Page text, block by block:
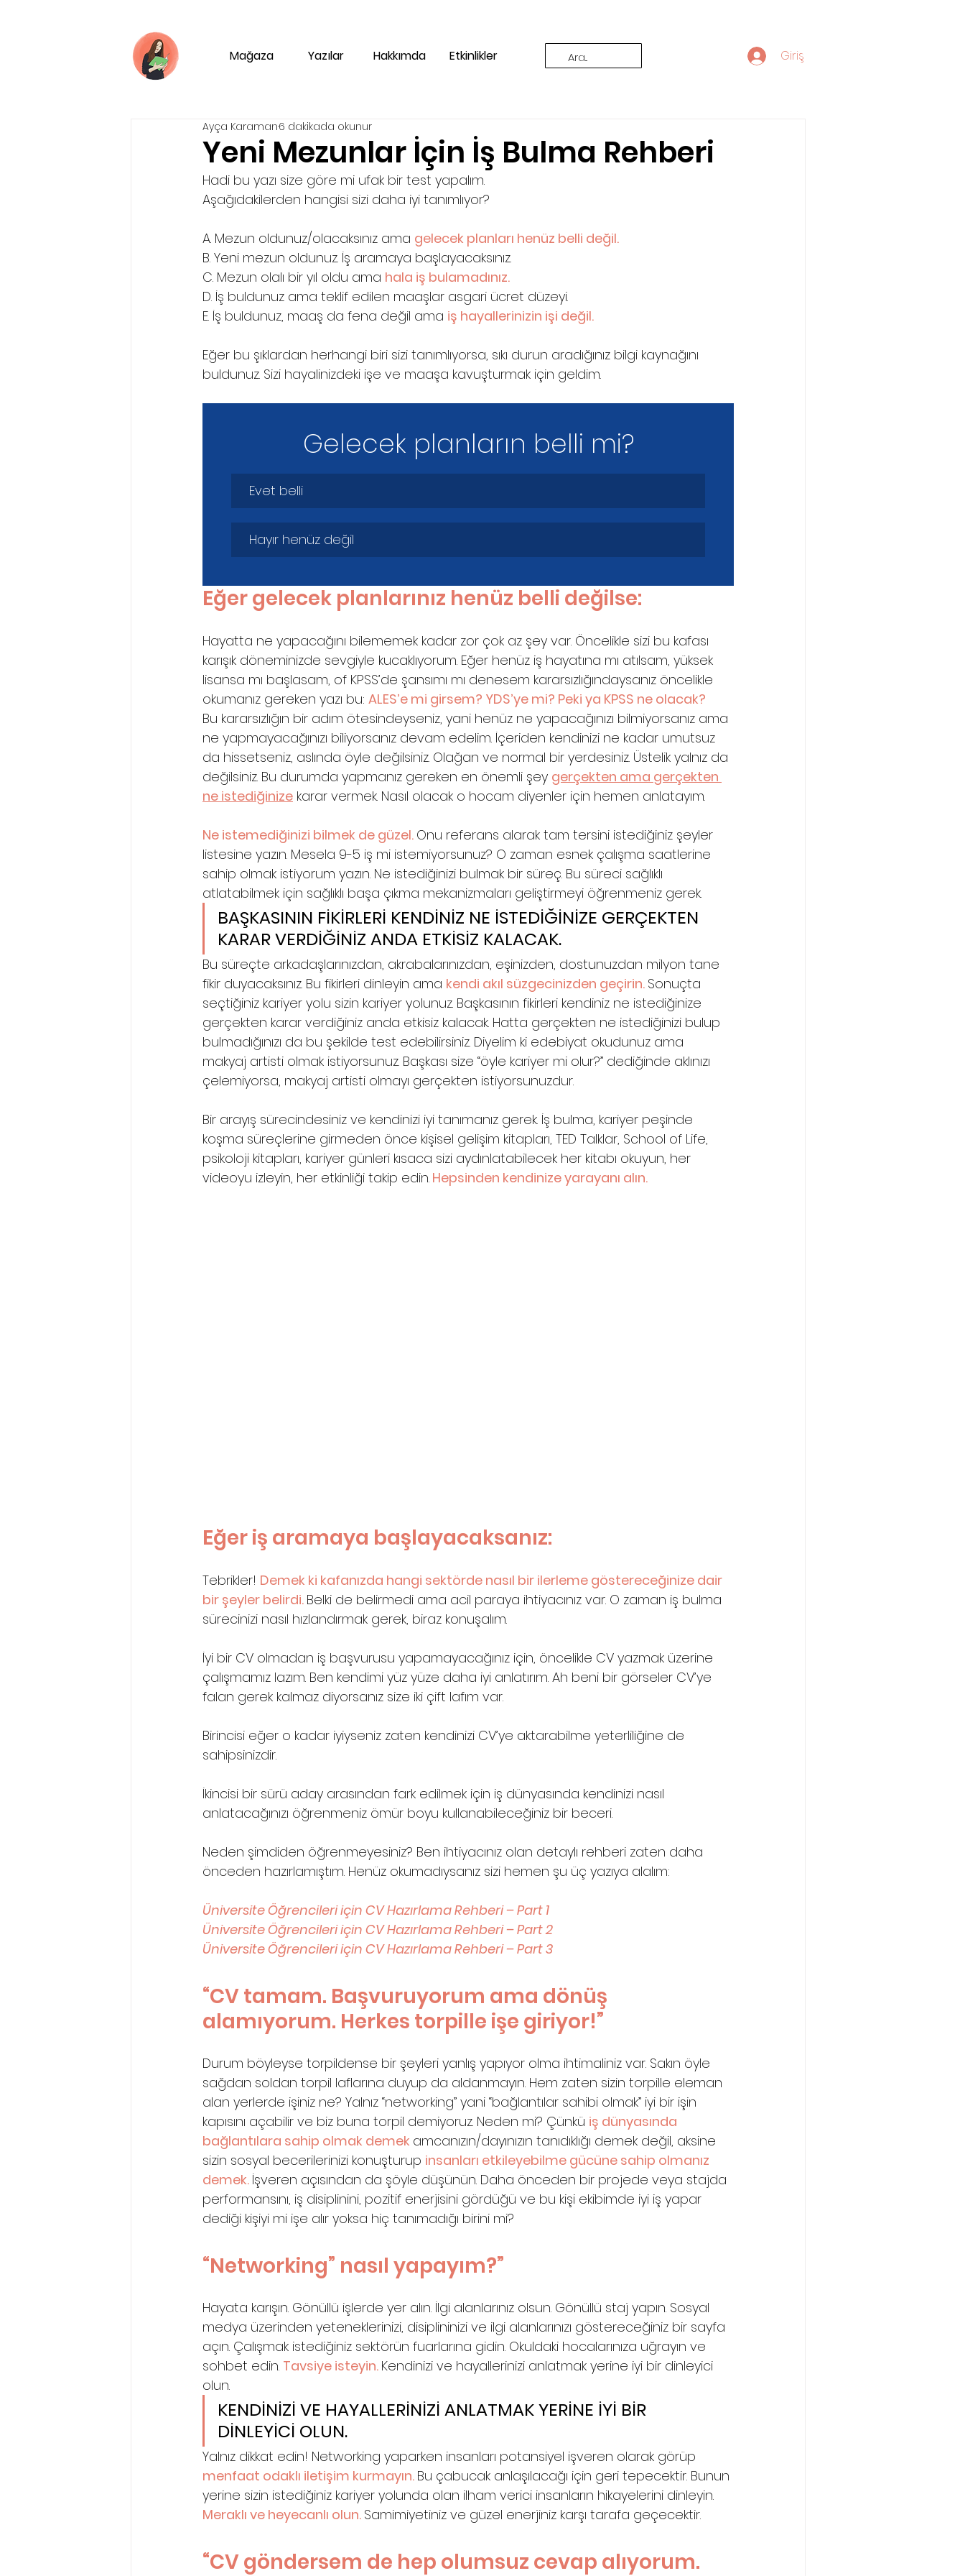
Giriş
Mağaza Yazılar Hakkımda Etkinlikler
Yeni Mezunlar İçin İş Bulma Rehberi
Ayça Karaman6 dakikada okunur
Hadi bu yazı size göre mi ufak bir test yapalım.
Aşağıdakilerden hangisi sizi daha iyi tanımlıyor?
A. Mezun oldunuz/olacaksınız ama gelecek planları henüz belli değil.
B. Yeni mezun oldunuz. İş aramaya başlayacaksınız.
C. Mezun olalı bir yıl oldu ama hala iş bulamadınız.
D. İş buldunuz ama teklif edilen maaşlar asgari ücret düzeyi.
E. İş buldunuz, maaş da fena değil ama iş hayallerinizin işi değil.
Eğer bu şıklardan herhangi biri sizi tanımlıyorsa, sıkı durun aradığınız bilgi kaynağını
buldunuz. Sizi hayalinizdeki işe ve maaşa kavuşturmak için geldim.
Gelecek planların belli mi?
Evet belli
Hayır henüz değil
Eğer gelecek planlarınız henüz belli değilse:
Hayatta ne yapacağını bilememek kadar zor çok az şey var. Öncelikle sizi bu kafası
karışık döneminizde sevgiyle kucaklıyorum. Eğer henüz iş hayatına mı atılsam, yüksek
lisansa mı başlasam, of KPSS’de şansımı mı denesem kararsızlığındaysanız öncelikle
okumanız gereken yazı bu: ALES’e mi girsem? YDS’ye mi? Peki ya KPSS ne olacak?
Bu kararsızlığın bir adım ötesindeyseniz, yani henüz ne yapacağınızı bilmiyorsanız ama
ne yapmayacağınızı biliyorsanız devam edelim. İçeriden kendinizi ne kadar umutsuz
da hissetseniz, aslında öyle değilsiniz. Olağan ve normal bir yerdesiniz. Üstelik yalnız da
değilsiniz. Bu durumda yapmanız gereken en önemli şey gerçekten ama gerçekten
ne istediğinize karar vermek. Nasıl olacak o hocam diyenler için hemen anlatayım.
Ne istemediğinizi bilmek de güzel. Onu referans alarak tam tersini istediğiniz şeyler
listesine yazın. Mesela 9-5 iş mi istemiyorsunuz? O zaman esnek çalışma saatlerine
sahip olmak istiyorum yazın. Ne istediğinizi bulmak bir süreç. Bu süreci sağlıklı
atlatabilmek için sağlıklı başa çıkma mekanizmaları geliştirmeyi öğrenmeniz gerek.
BAŞKASININ FİKİRLERİ KENDİNİZ NE İSTEDİĞİNİZE GERÇEKTEN
KARAR VERDİĞİNİZ ANDA ETKİSİZ KALACAK.
Bu süreçte arkadaşlarınızdan, akrabalarınızdan, eşinizden, dostunuzdan milyon tane
fikir duyacaksınız. Bu fikirleri dinleyin ama kendi akıl süzgecinizden geçirin. Sonuçta
seçtiğiniz kariyer yolu sizin kariyer yolunuz. Başkasının fikirleri kendiniz ne istediğinize
gerçekten karar verdiğiniz anda etkisiz kalacak. Hatta gerçekten ne istediğinizi bulup
bulmadığınızı da bu şekilde test edebilirsiniz. Diyelim ki edebiyat okudunuz ama
makyaj artisti olmak istiyorsunuz. Başkası size “öyle kariyer mi olur?” dediğinde aklınızı
çelemiyorsa, makyaj artisti olmayı gerçekten istiyorsunuzdur.
Bir arayış sürecindesiniz ve kendinizi iyi tanımanız gerek. İş bulma, kariyer peşinde
koşma süreçlerine girmeden önce kişisel gelişim kitapları, TED Talklar, School of Life,
psikoloji kitapları, kariyer günleri kısaca sizi aydınlatabilecek her kitabı okuyun, her
videoyu izleyin, her etkinliği takip edin. Hepsinden kendinize yarayanı alın.
Eğer iş aramaya başlayacaksanız:
Tebrikler! Demek ki kafanızda hangi sektörde nasıl bir ilerleme göstereceğinize dair
bir şeyler belirdi. Belki de belirmedi ama acil paraya ihtiyacınız var. O zaman iş bulma
sürecinizi nasıl hızlandırmak gerek, biraz konuşalım.
İyi bir CV olmadan iş başvurusu yapamayacağınız için, öncelikle CV yazmak üzerine
çalışmamız lazım. Ben kendimi yüz yüze daha iyi anlatırım. Ah beni bir görseler CV’ye
falan gerek kalmaz diyorsanız size iki çift lafım var.
Birincisi eğer o kadar iyiyseniz zaten kendinizi CV’ye aktarabilme yeterliliğine de
sahipsinizdir.
İkincisi bir sürü aday arasından fark edilmek için iş dünyasında kendinizi nasıl
anlatacağınızı öğrenmeniz ömür boyu kullanabileceğiniz bir beceri.
Neden şimdiden öğrenmeyesiniz? Ben ihtiyacınız olan detaylı rehberi zaten daha
önceden hazırlamıştım. Henüz okumadıysanız sizi hemen şu üç yazıya alalım:
Üniversite Öğrencileri için CV Hazırlama Rehberi – Part 1
Üniversite Öğrencileri için CV Hazırlama Rehberi – Part 2
Üniversite Öğrencileri için CV Hazırlama Rehberi – Part 3
“CV tamam. Başvuruyorum ama dönüş
alamıyorum. Herkes torpille işe giriyor!”
Durum böyleyse torpildense bir şeyleri yanlış yapıyor olma ihtimaliniz var. Sakın öyle
sağdan soldan torpil laflarına duyup da aldanmayın. Hem zaten sizin torpille eleman
alan yerlerde işiniz ne? Yalnız “networking” yani “bağlantılar sahibi olmak” iyi bir işin
kapısını açabilir ve biz buna torpil demiyoruz. Neden mi? Çünkü iş dünyasında
bağlantılara sahip olmak demek amcanızın/dayınızın tanıdıklığı demek değil, aksine
sizin sosyal becerilerinizi konuşturup insanları etkileyebilme gücüne sahip olmanız
demek. İşveren açısından da şöyle düşünün. Daha önceden bir projede veya stajda
performansını, iş disiplinini, pozitif enerjisini gördüğü ve bu kişi ekibimde iyi iş yapar
dediği kişiyi mi işe alır yoksa hiç tanımadığı birini mi?
“Networking” nasıl yapayım?”
Hayata karışın. Gönüllü işlerde yer alın. İlgi alanlarınız olsun. Gönüllü staj yapın. Sosyal
medya üzerinden yeteneklerinizi, disiplininizi ve ilgi alanlarınızı göstereceğiniz bir sayfa
açın. Çalışmak istediğiniz sektörün fuarlarına gidin. Okuldaki hocalarınıza uğrayın ve
sohbet edin. Tavsiye isteyin. Kendinizi ve hayallerinizi anlatmak yerine iyi bir dinleyici
olun.
KENDİNİZİ VE HAYALLERİNİZİ ANLATMAK YERİNE İYİ BİR
DİNLEYİCİ OLUN.
Yalnız dikkat edin! Networking yaparken insanları potansiyel işveren olarak görüp
menfaat odaklı iletişim kurmayın. Bu çabucak anlaşılacağı için geri tepecektir. Bunun
yerine sizin istediğiniz kariyer yolunda olan ilham verici insanların hikayelerini dinleyin.
Meraklı ve heyecanlı olun. Samimiyetiniz ve güzel enerjiniz karşı tarafa geçecektir.
“CV göndersem de hep olumsuz cevap alıyorum.